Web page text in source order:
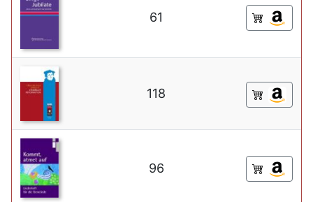
61
118
96